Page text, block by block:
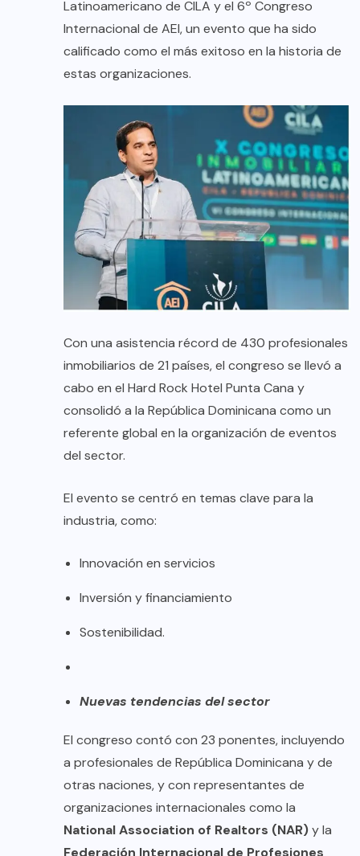
Latinoamericano de CILA y el 6º Congreso
Internacional de AEI, un evento que ha sido
calificado como el más exitoso en la historia de
estas organizaciones.
​Con una asistencia récord de 430 profesionales
inmobiliarios de 21 países, el congreso se llevó a
cabo en el Hard Rock Hotel Punta Cana y
consolidó a la República Dominicana como un
referente global en la organización de eventos
del sector.
​El evento se centró en temas clave para la
industria, como:
​Innovación en servicios
​Inversión y financiamiento
​Sostenibilidad.
​Nuevas tendencias del sector
​El congreso contó con 23 ponentes, incluyendo
a profesionales de República Dominicana y de
otras naciones, y con representantes de
organizaciones internacionales como la
National Association of Realtors (NAR)y la
Federación Internacional de Profesiones